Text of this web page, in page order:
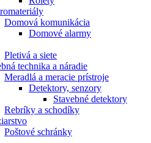
Domová komunikácia
Domové alarmy
Pletivá a siete
technika a náradie
Meradlá a meracie prístroje
Detektory, senzory
Stavebné detektory
Rebríky a schodíky
Poštové schránky